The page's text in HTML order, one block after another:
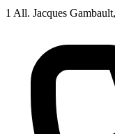
1 All. Jacques